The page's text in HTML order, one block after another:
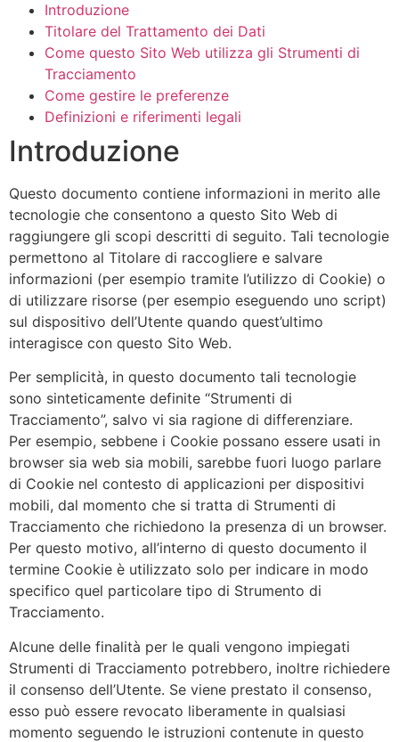
Introduzione
Titolare del Trattamento dei Dati
Come questo Sito Web utilizza gli Strumenti di
Tracciamento
Come gestire le preferenze
Definizioni e riferimenti legali
Introduzione
Questo documento contiene informazioni in merito alle
tecnologie che consentono a questo Sito Web di
raggiungere gli scopi descritti di seguito. Tali tecnologie
permettono al Titolare di raccogliere e salvare
informazioni (per esempio tramite l’utilizzo di Cookie) o
di utilizzare risorse (per esempio eseguendo uno script)
sul dispositivo dell’Utente quando quest’ultimo
interagisce con questo Sito Web.
Per semplicità, in questo documento tali tecnologie
sono sinteticamente definite “Strumenti di
Tracciamento”, salvo vi sia ragione di differenziare.
Per esempio, sebbene i Cookie possano essere usati in
browser sia web sia mobili, sarebbe fuori luogo parlare
di Cookie nel contesto di applicazioni per dispositivi
mobili, dal momento che si tratta di Strumenti di
Tracciamento che richiedono la presenza di un browser.
Per questo motivo, all’interno di questo documento il
termine Cookie è utilizzato solo per indicare in modo
specifico quel particolare tipo di Strumento di
Tracciamento.
Alcune delle finalità per le quali vengono impiegati
Strumenti di Tracciamento potrebbero, inoltre richiedere
il consenso dell’Utente. Se viene prestato il consenso,
esso può essere revocato liberamente in qualsiasi
momento seguendo le istruzioni contenute in questo